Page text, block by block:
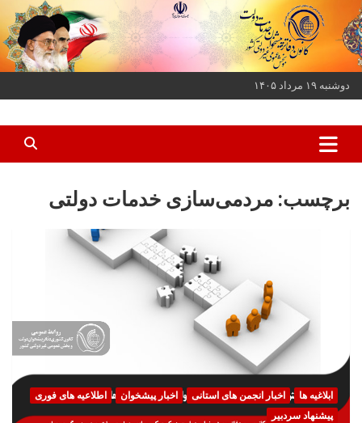
به
محتوا
بروید
دوشنبه ۱۹ مرداد ۱۴۰۵
کانون دفاتر پیشخوان
برچسب: مردمی‌سازی خدمات دولتی
ابلاغیه ها اخبار انجمن های استانی اخبار پیشخوان
اطلاعیه های فوری
پیشنهاد سردبیر